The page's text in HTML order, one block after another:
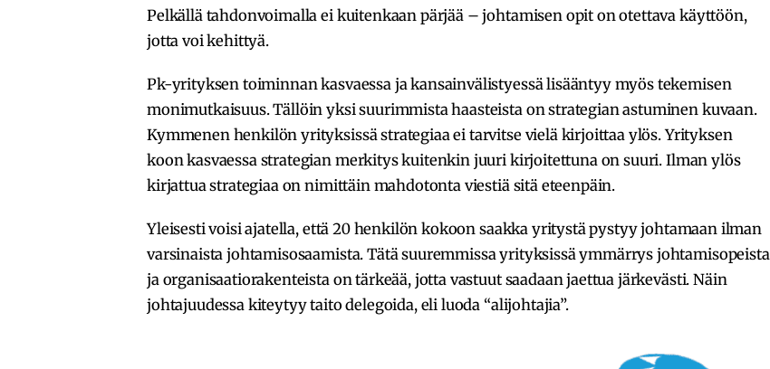
Pelkällä tahdonvoimalla ei kuitenkaan pärjää – johtamisen opit on otettava käyttöön,
jotta voi kehittyä.
Pk-yrityksen toiminnan kasvaessa ja kansainvälistyessä lisääntyy myös tekemisen
monimutkaisuus. Tällöin yksi suurimmista haasteista on strategian astuminen kuvaan.
Kymmenen henkilön yrityksissä strategiaa ei tarvitse vielä kirjoittaa ylös. Yrityksen
koon kasvaessa strategian merkitys kuitenkin juuri kirjoitettuna on suuri. Ilman ylös
kirjattua strategiaa on nimittäin mahdotonta viestiä sitä eteenpäin.
Yleisesti voisi ajatella, että 20 henkilön kokoon saakka yritystä pystyy johtamaan ilman
varsinaista johtamisosaamista. Tätä suuremmissa yrityksissä ymmärrys johtamisopeista
ja organisaatiorakenteista on tärkeää, jotta vastuut saadaan jaettua järkevästi. Näin
johtajuudessa kiteytyy taito delegoida, eli luoda “alijohtajia”.